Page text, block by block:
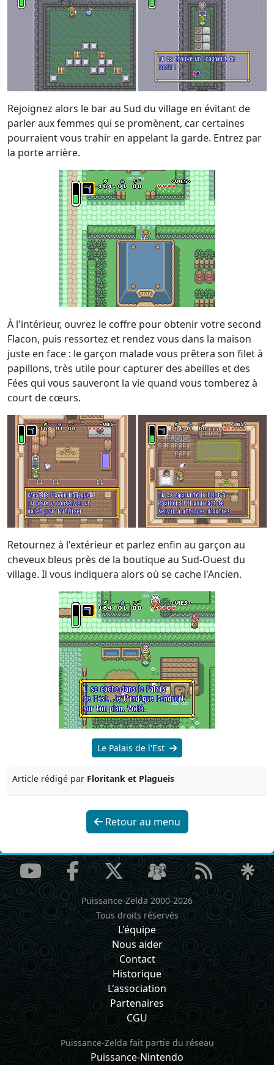
Rejoignez alors le bar au Sud du village en évitant de
parler aux femmes qui se promènent, car certaines
pourraient vous trahir en appelant la garde. Entrez par
la porte arrière.
À l'intérieur, ouvrez le coffre pour obtenir votre second
Flacon, puis ressortez et rendez vous dans la maison
juste en face : le garçon malade vous prêtera son filet à
papillons, très utile pour capturer des abeilles et des
Fées qui vous sauveront la vie quand vous tomberez à
court de cœurs.
Retournez à l'extérieur et parlez enfin au garçon au
cheveux bleus près de la boutique au Sud-Ouest du
village. Il vous indiquera alors où se cache l'Ancien.
Le Palais de l'Est
Article rédigé par Floritank et Plagueis
Retour au menu
Puissance-Zelda 2000-2026
Tous droits réservés
L'équipe
Nous aider
Contact
Historique
L'association
Partenaires
CGU
Puissance-Zelda fait partie du réseau
Puissance-Nintendo